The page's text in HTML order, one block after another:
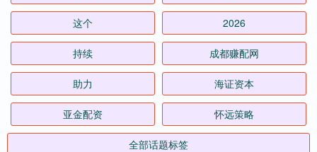
这个 2026
持续 成都赚配网
助力 海证资本
亚金配资 怀远策略
全部话题标签